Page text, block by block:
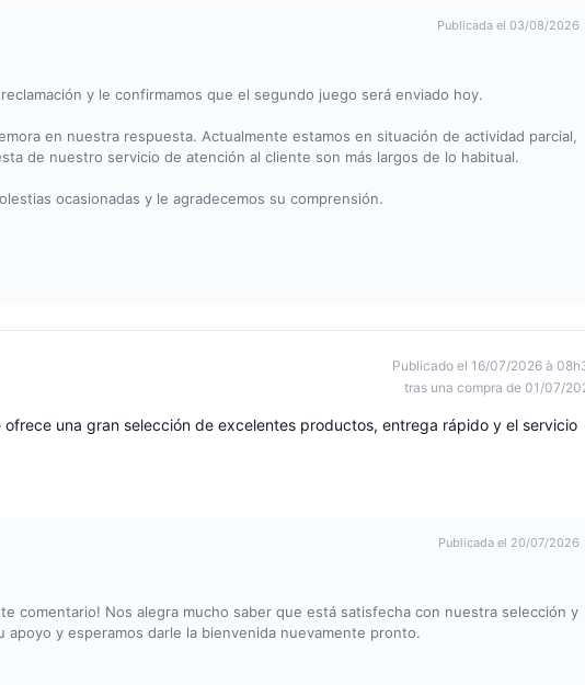
Publicada el 03/08/2026
y le confirmamos que el segundo juego será enviado hoy.
en nuestra respuesta. Actualmente estamos en situación de actividad parcial,
de nuestro servicio de atención al cliente son más largos de lo habitual.
ocasionadas y le agradecemos su comprensión.
Publicado el 16/07/2026 à
tras una compra de 01/07/
ofrece una gran selección de excelentes productos, entrega rápido y el servicio
Publicada el 20/07/2026
comentario! Nos alegra mucho saber que está satisfecha con nuestra selección y
apoyo y esperamos darle la bienvenida nuevamente pronto.